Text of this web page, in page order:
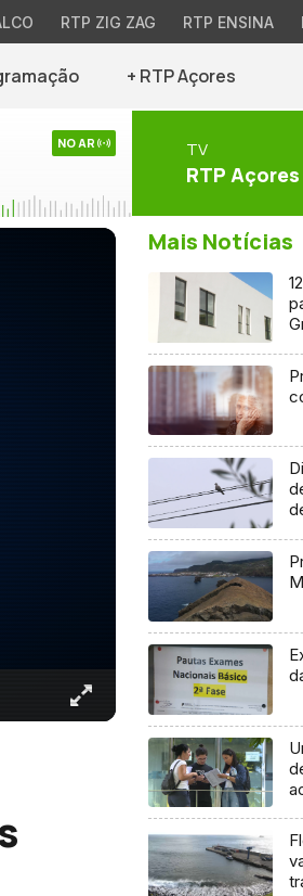
RTP ZIG ZAG RTP ENSINA
+ RTP Açores
NO AR TV
RTP Açores
Mais Notícias